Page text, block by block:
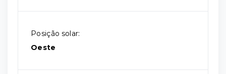
Posição solar:
Oeste